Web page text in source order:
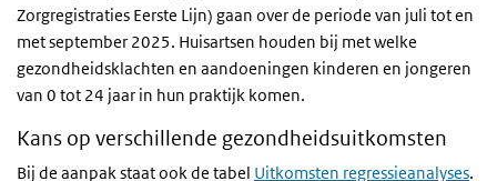
Zorgregistraties Eerste Lijn) gaan over de periode van juli tot en
met september 2025. Huisartsen houden bij met welke
gezondheidsklachten en aandoeningen kinderen en jongeren
van 0 tot 24 jaar in hun praktijk komen.
Kans op verschillende gezondheidsuitkomsten
Bij de aanpak staat ook de tabel Uitkomsten regressieanalyses.